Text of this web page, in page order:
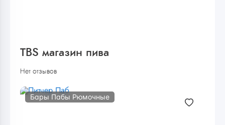
TBS магазин пива
Нет отзывов
Бары Пабы Рюмочные